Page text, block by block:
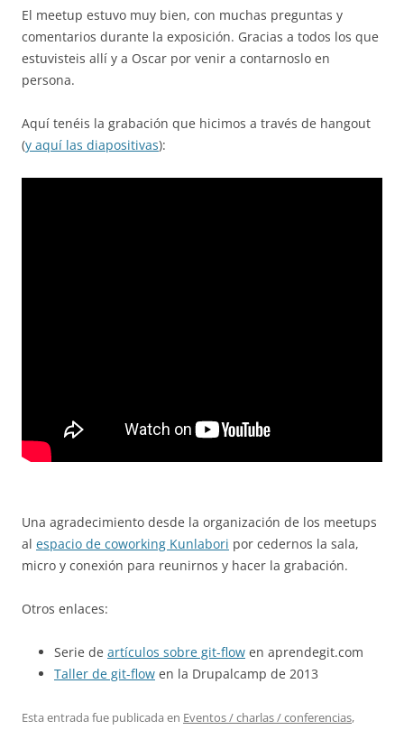
El meetup estuvo muy bien, con muchas preguntas y
comentarios durante la exposición. Gracias a todos los que
estuvisteis allí y a Oscar por venir a contarnoslo en
persona.
Aquí tenéis la grabación que hicimos a través de hangout
(y aquí las diapositivas):
Una agradecimiento desde la organización de los meetups
al espacio de coworking Kunlabori por cedernos la sala,
micro y conexión para reunirnos y hacer la grabación.
Otros enlaces:
Serie de artículos sobre git-flow en aprendegit.com
Taller de git-flow en la Drupalcamp de 2013
Esta entrada fue publicada en Eventos / charlas / conferencias,